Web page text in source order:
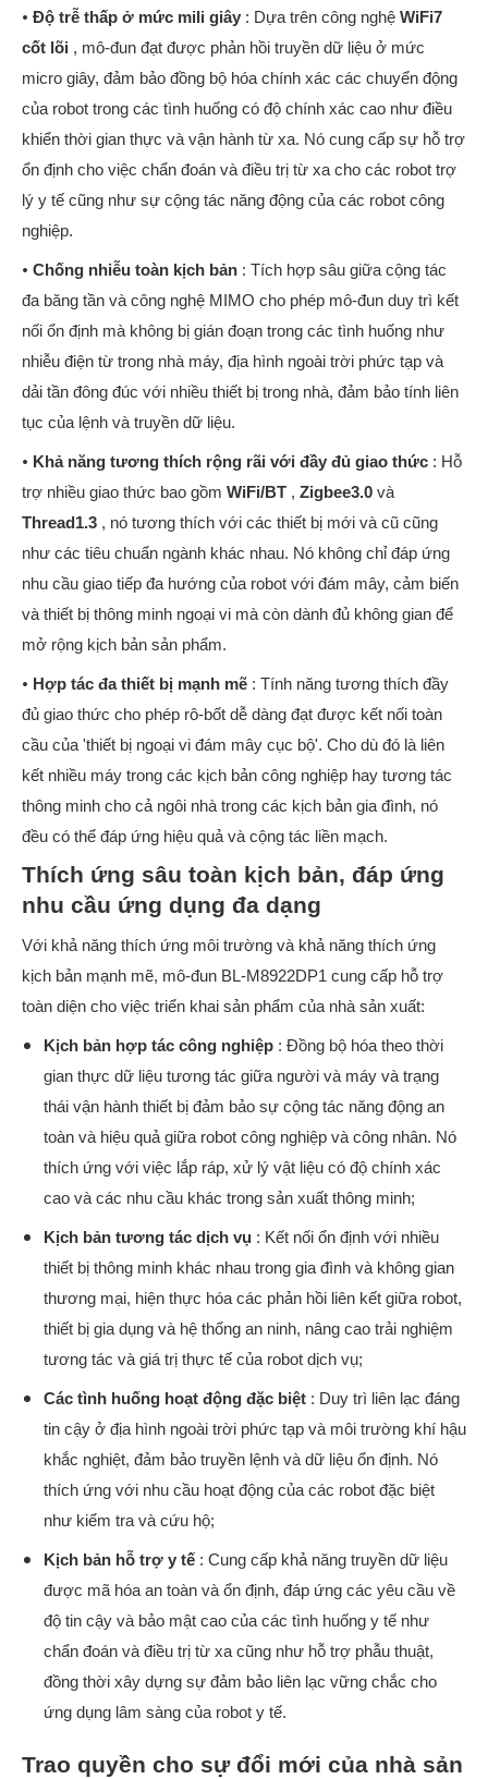
• Độ trễ thấp ở mức mili giây : Dựa trên công nghệ WiFi7
cốt lõi , mô-đun đạt được phản hồi truyền dữ liệu ở mức
micro giây, đảm bảo đồng bộ hóa chính xác các chuyển động
của robot trong các tình huống có độ chính xác cao như điều
khiển thời gian thực và vận hành từ xa. Nó cung cấp sự hỗ trợ
ổn định cho việc chẩn đoán và điều trị từ xa cho các robot trợ
lý y tế cũng như sự cộng tác năng động của các robot công
nghiệp.
• Chống nhiễu toàn kịch bản : Tích hợp sâu giữa cộng tác
đa băng tần và công nghệ MIMO cho phép mô-đun duy trì kết
nối ổn định mà không bị gián đoạn trong các tình huống như
nhiễu điện từ trong nhà máy, địa hình ngoài trời phức tạp và
dải tần đông đúc với nhiều thiết bị trong nhà, đảm bảo tính liên
tục của lệnh và truyền dữ liệu.
• Khả năng tương thích rộng rãi với đầy đủ giao thức : Hỗ
trợ nhiều giao thức bao gồm WiFi/BT , Zigbee3.0 và
Thread1.3 , nó tương thích với các thiết bị mới và cũ cũng
như các tiêu chuẩn ngành khác nhau. Nó không chỉ đáp ứng
nhu cầu giao tiếp đa hướng của robot với đám mây, cảm biến
và thiết bị thông minh ngoại vi mà còn dành đủ không gian để
mở rộng kịch bản sản phẩm.
• Hợp tác đa thiết bị mạnh mẽ : Tính năng tương thích đầy
đủ giao thức cho phép rô-bốt dễ dàng đạt được kết nối toàn
cầu của 'thiết bị ngoại vi đám mây cục bộ'. Cho dù đó là liên
kết nhiều máy trong các kịch bản công nghiệp hay tương tác
thông minh cho cả ngôi nhà trong các kịch bản gia đình, nó
đều có thể đáp ứng hiệu quả và cộng tác liền mạch.
Thích ứng sâu toàn kịch bản, đáp ứng
nhu cầu ứng dụng đa dạng
Với khả năng thích ứng môi trường và khả năng thích ứng
kịch bản mạnh mẽ, mô-đun BL-M8922DP1 cung cấp hỗ trợ
toàn diện cho việc triển khai sản phẩm của nhà sản xuất:
Kịch bản hợp tác công nghiệp : Đồng bộ hóa theo thời
gian thực dữ liệu tương tác giữa người và máy và trạng
thái vận hành thiết bị đảm bảo sự cộng tác năng động an
toàn và hiệu quả giữa robot công nghiệp và công nhân. Nó
thích ứng với việc lắp ráp, xử lý vật liệu có độ chính xác
cao và các nhu cầu khác trong sản xuất thông minh;
Kịch bản tương tác dịch vụ : Kết nối ổn định với nhiều
thiết bị thông minh khác nhau trong gia đình và không gian
thương mại, hiện thực hóa các phản hồi liên kết giữa robot,
thiết bị gia dụng và hệ thống an ninh, nâng cao trải nghiệm
tương tác và giá trị thực tế của robot dịch vụ;
Các tình huống hoạt động đặc biệt : Duy trì liên lạc đáng
tin cậy ở địa hình ngoài trời phức tạp và môi trường khí hậu
khắc nghiệt, đảm bảo truyền lệnh và dữ liệu ổn định. Nó
thích ứng với nhu cầu hoạt động của các robot đặc biệt
như kiểm tra và cứu hộ;
Kịch bản hỗ trợ y tế : Cung cấp khả năng truyền dữ liệu
được mã hóa an toàn và ổn định, đáp ứng các yêu cầu về
độ tin cậy và bảo mật cao của các tình huống y tế như
chẩn đoán và điều trị từ xa cũng như hỗ trợ phẫu thuật,
đồng thời xây dựng sự đảm bảo liên lạc vững chắc cho
ứng dụng lâm sàng của robot y tế.
Trao quyền cho sự đổi mới của nhà sản